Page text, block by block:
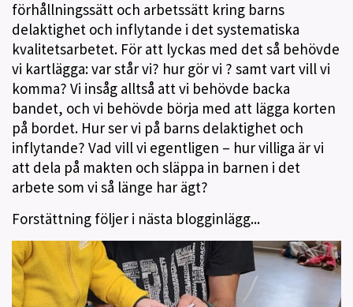
förhållningssätt och arbetssätt kring barns
delaktighet och inflytande i det systematiska
kvalitetsarbetet. För att lyckas med det så behövde
vi kartlägga: var står vi? hur gör vi ? samt vart vill vi
komma? Vi insåg alltså att vi behövde backa
bandet, och vi behövde börja med att lägga korten
på bordet. Hur ser vi på barns delaktighet och
inflytande? Vad vill vi egentligen – hur villiga är vi
att dela på makten och släppa in barnen i det
arbete som vi så länge har ägt?
Forstättning följer i nästa blogginlägg...